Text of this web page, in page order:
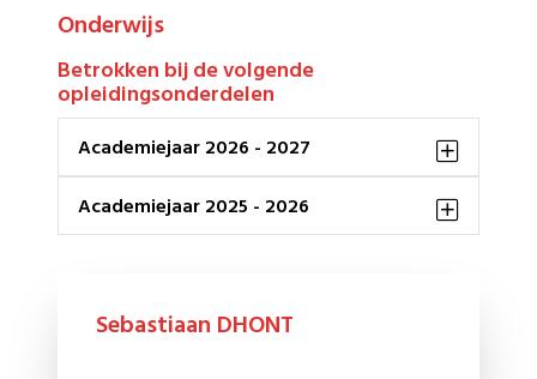
Onderwijs
Betrokken bij de volgende
opleidingsonderdelen
Academiejaar 2026 - 2027
Academiejaar 2025 - 2026
Sebastiaan DHONT